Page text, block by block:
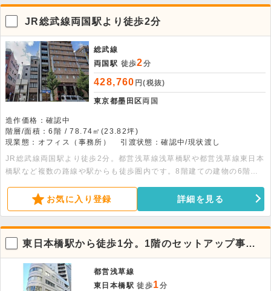
JR総武線両国駅より徒歩2分
総武線
両国駅 徒歩2分
428,760 円(税抜)
東京都墨田区両国
造作価格：確認中
階層/面積：6階 / 78.74㎡(23.82坪)
現業態：オフィス（事務所）
引渡状態：確認中/現状渡し
JR総武線両国駅より徒歩2分。都営浅草線浅草橋駅や都営浅草線東日本
橋駅など複数の路線や駅からも徒歩圏内です。8階建ての建物の6階部
造作付きのセットアップオフィスオフィスのため、初期費用を抑えられ
ます。
お気に入り登録 詳細を見る
東日本橋駅から徒歩1分。1階のセットアップ事務
所です。
都営浅草線
東日本橋駅 徒歩1分